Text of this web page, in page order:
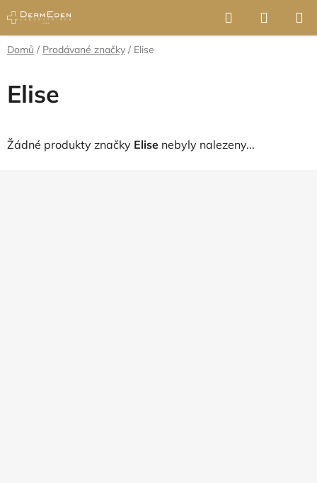
na
obsah
Hledat
KOŠÍK
Domů / Prodávané značky / Elise
Elise
Žádné produkty značky Elise nebyly nalezeny...